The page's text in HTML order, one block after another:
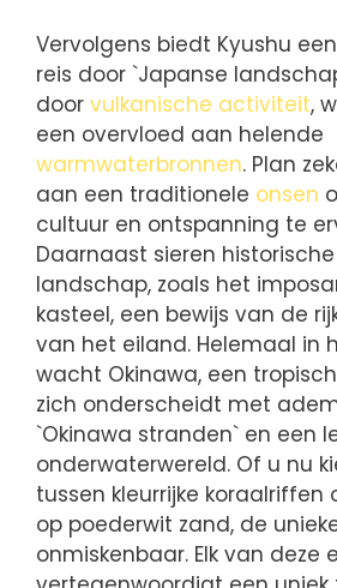
Vervolgens biedt Kyushu
reis door `Japanse
door vulkanische activiteit,
een overvloed aan helende
warmwaterbronnen. Plan
aan een traditionele onsen
cultuur en ontspanning te
Daarnaast sieren
landschap, zoals het
kasteel, een bewijs van de
van het eiland. Helemaal in
wacht Okinawa, een
zich onderscheidt met
`Okinawa stranden` en een
onderwaterwereld. Of u nu
tussen kleurrijke koraalriffen
op poederwit zand, de
onmiskenbaar. Elk van deze